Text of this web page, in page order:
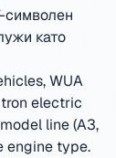
символен
като
WUA
tron electric
line (A3,
engine type.